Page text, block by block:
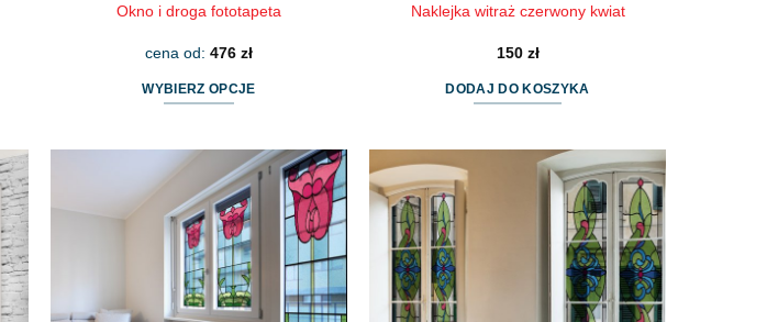
Okno i droga fototapeta
cena od: 476 zł
WYBIERZ OPCJE
wiele
wariantów.
Opcje
można
wybrać
Naklejka witraż czerwony kwiat
150 zł
DODAJ DO KOSZYKA